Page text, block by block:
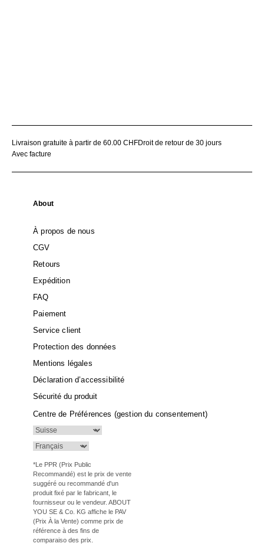
Livraison gratuite à partir de 60.00 CHFDroit de retour de 30 jours
Avec facture
About
À propos de nous
CGV
Retours
Expédition
FAQ
Paiement
Service client
Protection des données
Mentions légales
Déclaration d’accessibilité
Sécurité du produit
Centre de Préférences (gestion du consentement)
*Le PPR (Prix Public
Recommandé) est le prix de vente
suggéré ou recommandé d'un
produit fixé par le fabricant, le
fournisseur ou le vendeur. ABOUT
YOU SE & Co. KG affiche le PAV
(Prix À la Vente) comme prix de
référence à des fins de
comparaiso des prix.